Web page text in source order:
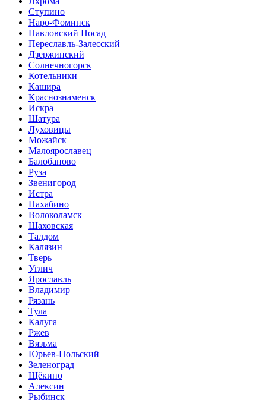
Ступино
Наро-Фоминск
Павловский Посад
Переславль-Залесский
Дзержинский
Солнечногорск
Котельники
Кашира
Краснознаменск
Искра
Шатура
Луховицы
Можайск
Малоярославец
Балобаново
Руза
Звенигород
Истра
Нахабино
Волоколамск
Шаховская
Талдом
Калязин
Тверь
Углич
Ярославль
Владимир
Рязань
Тула
Калуга
Ржев
Вязьма
Юрьев-Польский
Зеленоград
Щёкино
Алексин
Рыбинск